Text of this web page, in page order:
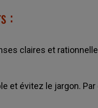
:
claires et
et évitez le jargon. Par